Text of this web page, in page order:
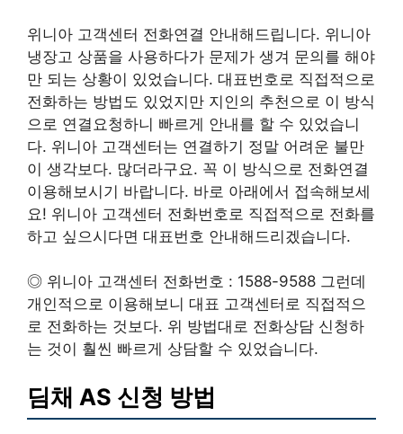
위니아 고객센터 전화연결 안내해드립니다. 위니아
냉장고 상품을 사용하다가 문제가 생겨 문의를 해야
만 되는 상황이 있었습니다. 대표번호로 직접적으로
전화하는 방법도 있었지만 지인의 추천으로 이 방식
으로 연결요청하니 빠르게 안내를 할 수 있었습니
다. 위니아 고객센터는 연결하기 정말 어려운 불만
이 생각보다. 많더라구요. 꼭 이 방식으로 전화연결
이용해보시기 바랍니다. 바로 아래에서 접속해보세
요! 위니아 고객센터 전화번호로 직접적으로 전화를
하고 싶으시다면 대표번호 안내해드리겠습니다.
◎ 위니아 고객센터 전화번호 : 1588-9588 그런데
개인적으로 이용해보니 대표 고객센터로 직접적으
로 전화하는 것보다. 위 방법대로 전화상담 신청하
는 것이 훨씬 빠르게 상담할 수 있었습니다.
딤채 AS 신청 방법